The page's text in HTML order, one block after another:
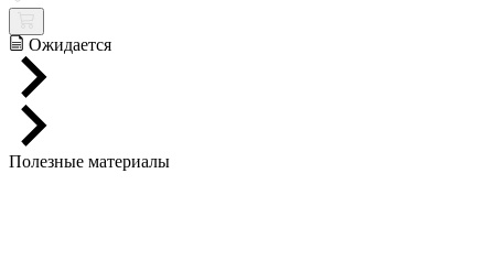
Ожидается
Полезные материалы